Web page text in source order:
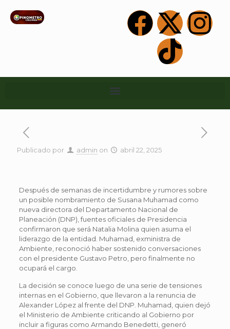
Publicado por admin on abril 22, 2025
Después de semanas de incertidumbre y rumores sobre
un posible nombramiento de Susana Muhamad como
nueva directora del Departamento Nacional de
Planeación (DNP), fuentes oficiales de Presidencia
confirmaron que será Natalia Molina quien asuma el
liderazgo de la entidad. Muhamad, exministra de
Ambiente, reconoció haber sostenido conversaciones
con el presidente Gustavo Petro, pero finalmente no
ocupará el cargo.
La decisión se conoce luego de una serie de tensiones
internas en el Gobierno, que llevaron a la renuncia de
Alexander López al frente del DNP. Muhamad, quien dejó
el Ministerio de Ambiente criticando al Gobierno por
incluir a figuras como Armando Benedetti, generó